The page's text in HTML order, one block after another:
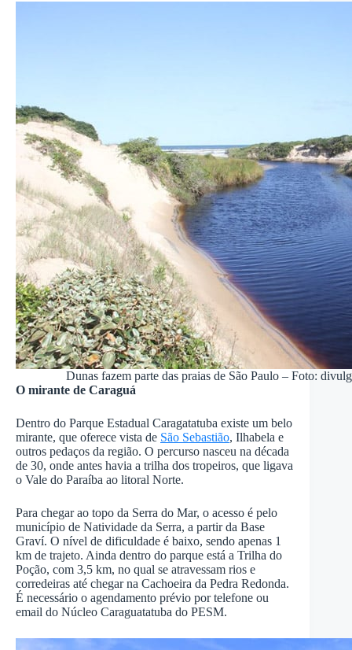
Dunas fazem parte das praias de São Paulo – Foto:
O mirante de Caraguá
Dentro do Parque Estadual Caragatatuba existe um belo
mirante, que oferece vista de São Sebastião, Ilhabela e
outros pedaços da região. O percurso nasceu na década
de 30, onde antes havia a trilha dos tropeiros, que ligava
o Vale do Paraíba ao litoral Norte.
Para chegar ao topo da Serra do Mar, o acesso é pelo
município de Natividade da Serra, a partir da Base
Graví. O nível de dificuldade é baixo, sendo apenas 1
km de trajeto. Ainda dentro do parque está a Trilha do
Poção, com 3,5 km, no qual se atravessam rios e
corredeiras até chegar na Cachoeira da Pedra Redonda.
É necessário o agendamento prévio por telefone ou
email do Núcleo Caraguatatuba do PESM.